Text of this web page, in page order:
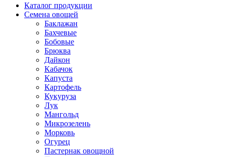
Каталог продукции
Семена овощей
Баклажан
Бахчевые
Бобовые
Брюква
Дайкон
Кабачок
Капуста
Картофель
Кукуруза
Лук
Мангольд
Микрозелень
Морковь
Огурец
Пастернак овощной